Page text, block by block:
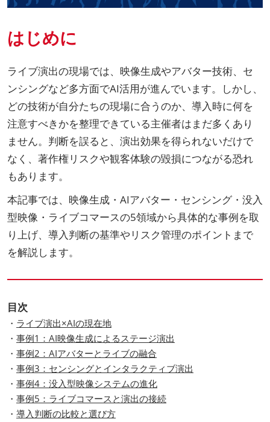
はじめに
ライブ演出の現場では、映像生成やアバター技術、セ
ンシングなど多方面でAI活用が進んでいます。しかし、
どの技術が自分たちの現場に合うのか、導入時に何を
注意すべきかを整理できている主催者はまだ多くあり
ません。判断を誤ると、演出効果を得られないだけで
なく、著作権リスクや観客体験の毀損につながる恐れ
もあります。
本記事では、映像生成・AIアバター・センシング・没入
型映像・ライブコマースの5領域から具体的な事例を取
り上げ、導入判断の基準やリスク管理のポイントまで
を解説します。
目次
・ ライブ演出×AIの現在地
・ 事例1：AI映像生成によるステージ演出
・ 事例2：AIアバターとライブの融合
・ 事例3：センシングとインタラクティブ演出
・ 事例4：没入型映像システムの進化
・ 事例5：ライブコマースと演出の接続
・ 導入判断の比較と選び方